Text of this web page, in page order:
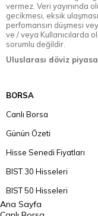
vermez. Veri yayınında
gecikmesi, eksik
perfomansın düşmesi
ve / veya Kullanıcılarda
sorumlu değildir.
Uluslarası döviz
BORSA
Canlı Borsa
Günün Özeti
Hisse Senedi Fiyatları
BIST 30 Hisseleri
BIST 50 Hisseleri
BIST 100 Hisseleri
Ana Sayfa